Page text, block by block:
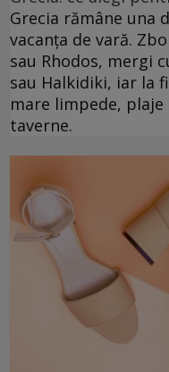
Grecia rămâne
vacanța de vară.
sau Rhodos, mergi
sau Halkidiki, iar la
mare limpede,
taverne.